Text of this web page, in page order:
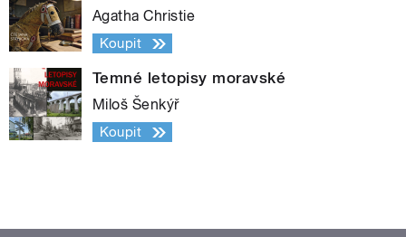
Agatha Christie
Koupit
Temné letopisy moravské
Miloš Šenkýř
Koupit